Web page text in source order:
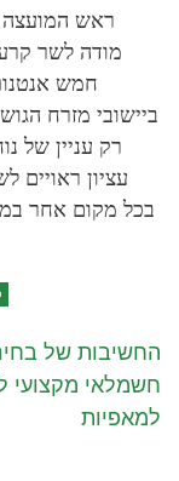
מודה לשר
חמש
ביישובי מזרח
רק עניין של
עציון ראויים
בכל מקום אחר
החשיבות של
חשמלאי מקצועי
למאפיות